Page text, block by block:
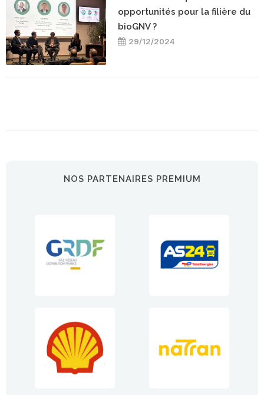
opportunités pour la filière du
bioGNV ?
29/12/2024
NOS PARTENAIRES PREMIUM